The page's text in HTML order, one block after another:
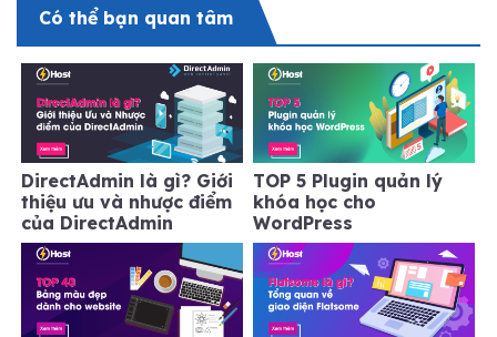
Có thể bạn quan tâm
DirectAdmin là gì? Giới
thiệu ưu và nhược điểm
của DirectAdmin
TOP 5 Plugin quản lý
khóa học cho
WordPress